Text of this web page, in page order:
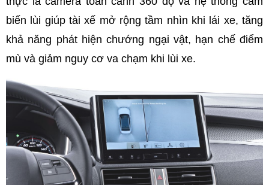
biến lùi giúp tài xế mở rộng tầm nhìn khi lái xe, tăng
khả năng phát hiện chướng ngại vật, hạn chế điểm
mù và giảm nguy cơ va chạm khi lùi xe.